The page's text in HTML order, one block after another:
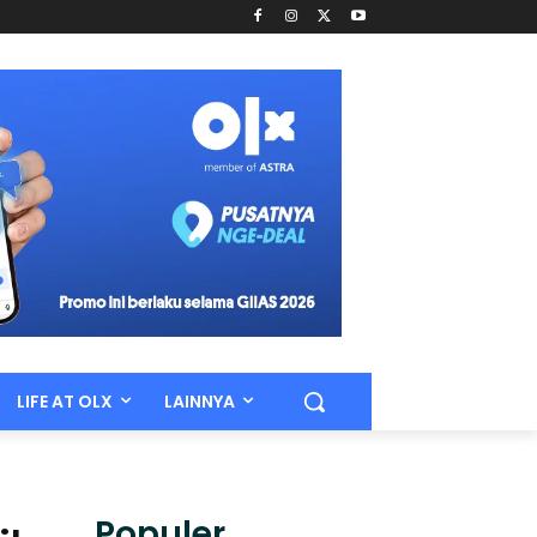
LIFE AT OLX LAINNYA